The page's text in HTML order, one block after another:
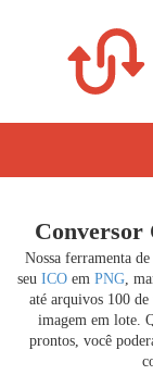
Conversor
Nossa ferramenta
seu ICOem PNG,
até arquivos 100 de
imagem em lote.
prontos, você